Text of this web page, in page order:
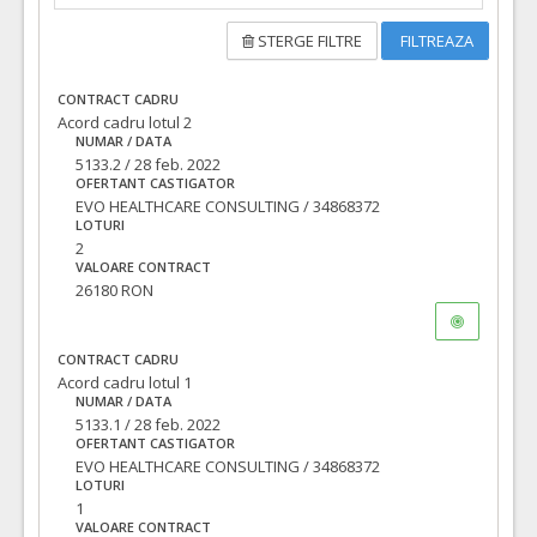
STERGE FILTRE FILTREAZA
CONTRACT CADRU
Acord cadru lotul 2
NUMAR / DATA
5133.2 / 28 feb. 2022
OFERTANT CASTIGATOR
EVO HEALTHCARE CONSULTING / 34868372
LOTURI
2
VALOARE CONTRACT
26180 RON
CONTRACT CADRU
Acord cadru lotul 1
NUMAR / DATA
5133.1 / 28 feb. 2022
OFERTANT CASTIGATOR
EVO HEALTHCARE CONSULTING / 34868372
LOTURI
1
VALOARE CONTRACT